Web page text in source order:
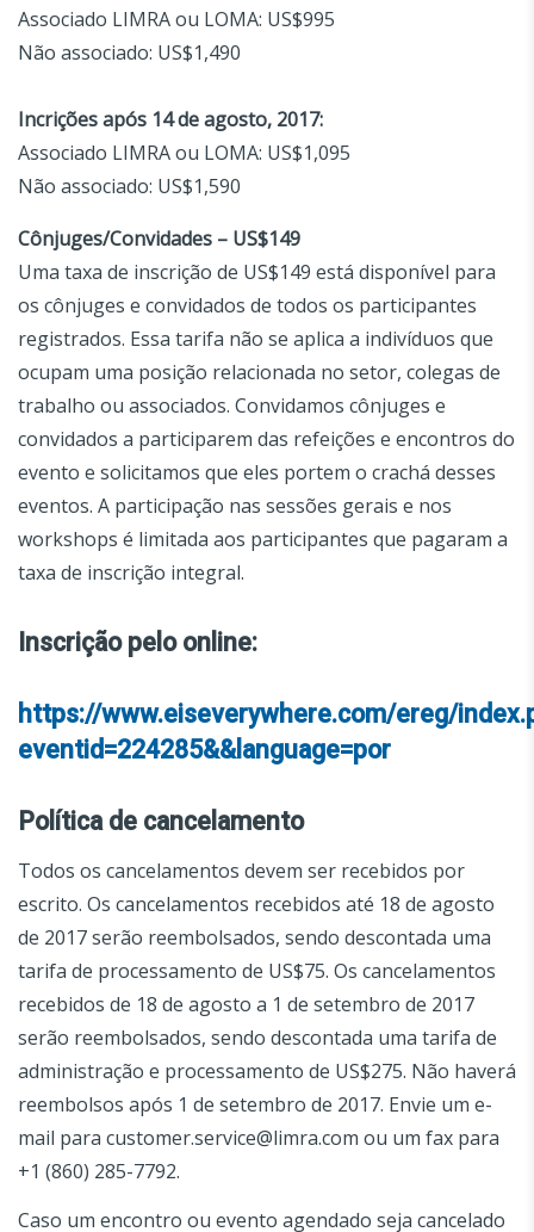
Associado LIMRA ou LOMA: US$995
Não associado: US$1,490
Incrições após 14 de agosto, 2017:
Associado LIMRA ou LOMA: US$1,095
Não associado: US$1,590
Cônjuges/Convidades – US$149
Uma taxa de inscrição de US$149 está disponível para
os cônjuges e convidados de todos os participantes
registrados. Essa tarifa não se aplica a indivíduos que
ocupam uma posição relacionada no setor, colegas de
trabalho ou associados. Convidamos cônjuges e
convidados a participarem das refeições e encontros do
evento e solicitamos que eles portem o crachá desses
eventos. A participação nas sessões gerais e nos
workshops é limitada aos participantes que pagaram a
taxa de inscrição integral.
Inscrição pelo online:
https://www.eiseverywhere.com/ereg/
eventid=224285&&language=por
Política de cancelamento
Todos os cancelamentos devem ser recebidos por
escrito. Os cancelamentos recebidos até 18 de agosto
de 2017 serão reembolsados, sendo descontada uma
tarifa de processamento de US$75. Os cancelamentos
recebidos de 18 de agosto a 1 de setembro de 2017
serão reembolsados, sendo descontada uma tarifa de
administração e processamento de US$275. Não haverá
reembolsos após 1 de setembro de 2017. Envie um e-
mail para customer.service@limra.com ou um fax para
+1 (860) 285-7792.
Caso um encontro ou evento agendado seja cancelado